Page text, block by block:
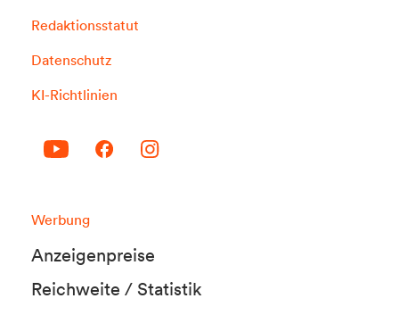
Redaktionsstatut
Datenschutz
KI-Richtlinien
Werbung
Anzeigenpreise
Reichweite / Statistik